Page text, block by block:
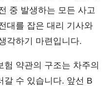
중 발생하는 모든 사고
대를 잡은 대리 기사와
각하기 마련입니다.
약관의 구조는 차주의
갈 수 있습니다. 앞선 B